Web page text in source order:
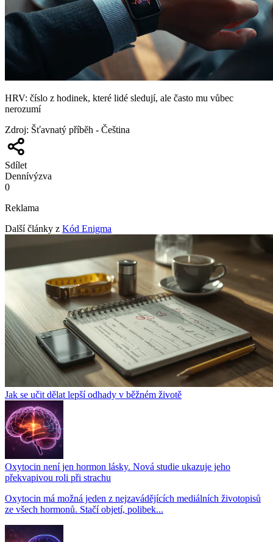
HRV: číslo z hodinek, které lidé sledují, ale často mu vůbec
nerozumí
Zdroj: Šťavnatý příběh - Čeština
Sdílet
Dennívýzva
0
Reklama
Další články z Kód Enigma
Jak se učit dělat lepší odhady v běžném životě
Oxytocin není jen hormon lásky. Nová studie ukazuje jeho
překvapivou roli při strachu
Oxytocin má možná jeden z nejzavádějících mediálních životopisů
ze všech hormonů. Stačí objetí, polibek...